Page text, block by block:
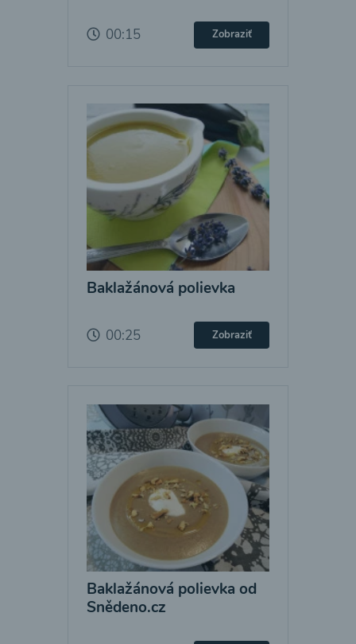
00:15 Zobraziť
Baklažánová polievka
00:25 Zobraziť
Baklažánová polievka od
Snědeno.cz